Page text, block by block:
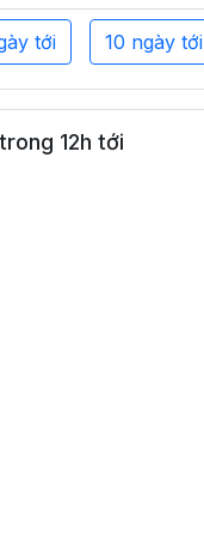
tới 10 ngày tới
12h tới